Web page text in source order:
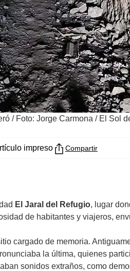
/ Foto: Jorge Carmona / El Sol
impreso Compartir
El Jaral del Refugio, lugar
de habitantes y viajeros,
cargado de memoria.
la última, quienes
sonidos extraños, como